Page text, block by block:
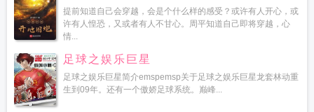
提前知道自己会穿越，会是个什么样的感受？或许有人开心，或
许有人惶恐，又或者有人不甘心。周平知道自己即将穿越，心
情...
足球之娱乐巨星
足球之娱乐巨星简介emspemsp关于足球之娱乐巨星龙套林动重
生到09年。还有一个傲娇足球系统。巅峰...